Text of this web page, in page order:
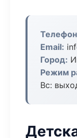
Email:
Город:
Режим
Вс: